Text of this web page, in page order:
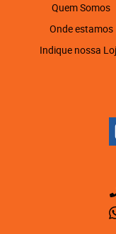
Quem Somos
Onde estamos
Indique nossa